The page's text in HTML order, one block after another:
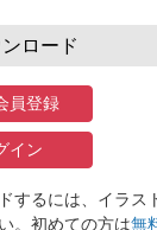
ロード
員登録
イン
するには、イラス
。初めての方は無